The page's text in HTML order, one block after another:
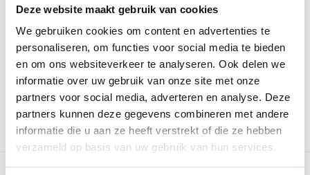
Deze website maakt gebruik van cookies
We gebruiken cookies om content en advertenties te
personaliseren, om functies voor social media te bieden
en om ons websiteverkeer te analyseren. Ook delen we
informatie over uw gebruik van onze site met onze
partners voor social media, adverteren en analyse. Deze
partners kunnen deze gegevens combineren met andere
informatie die u aan ze heeft verstrekt of die ze hebben
verzameld op basis van uw gebruik van hun services.
Aanbevolen verzeker...
Vergelijk
Op voorraad
1.565,- 1.465,-
Aanbevolen verzeker...
Vergelijk
Op voorraad
1.535,- 1.445,-